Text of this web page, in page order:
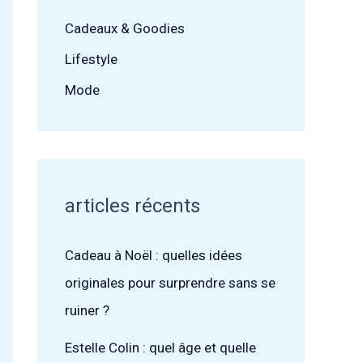
Cadeaux & Goodies
Lifestyle
Mode
articles récents
Cadeau à Noël : quelles idées
originales pour surprendre sans se
ruiner ?
Estelle Colin : quel âge et quelle